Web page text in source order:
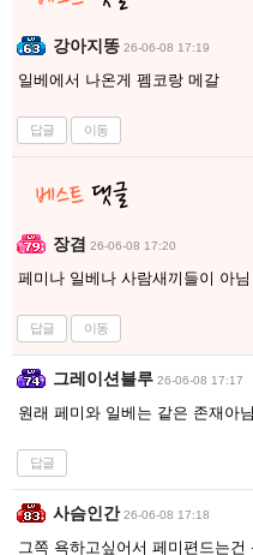
강아지똥 26-06-08 17:19
일베에서 나온게 펨코랑 메갈
답글 이동
장겸 26-06-08 17:20
페미나 일베나 사람새끼들이 아님
답글 이동
그레이션블루 26-06-08 17:17
원래 페미와 일베는 같은 존재아
답글
사슴인간 26-06-08 17:18
그쪽 욕하고싶어서 페미편드는건